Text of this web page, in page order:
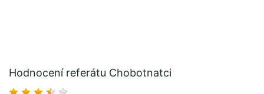
Hodnocení referátu Chobotnatci